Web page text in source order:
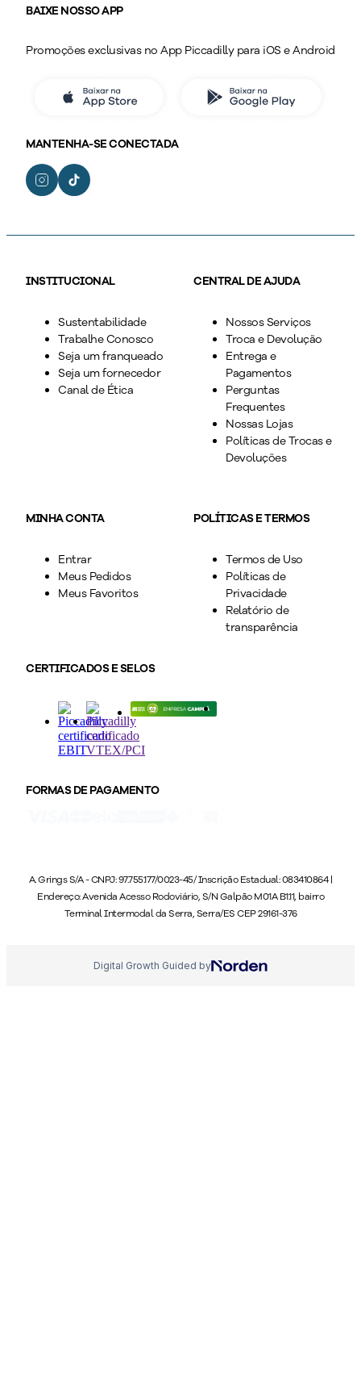
BAIXE NOSSO APP
Promoções exclusivas no App Piccadilly para iOS e Android
MANTENHA-SE CONECTADA
INSTITUCIONAL
Sustentabilidade
Trabalhe Conosco
Seja um franqueado
Seja um fornecedor
Canal de Ética
CENTRAL DE AJUDA
Nossos Serviços
Troca e Devolução
Entrega e
Pagamentos
Perguntas
Frequentes
Nossas Lojas
Políticas de Trocas e
Devoluções
MINHA CONTA
Entrar
Meus Pedidos
Meus Favoritos
POLÍTICAS E TERMOS
Termos de Uso
Políticas de
Privacidade
Relatório de
transparência
CERTIFICADOS E SELOS
FORMAS DE PAGAMENTO
A. Grings S/A - CNPJ: 97.755.177/0023-45/ Inscrição Estadual: 083410864 |
Endereço: Avenida Acesso Rodoviário, S/N Galpão M01A B1.11, bairro
Terminal Intermodal da Serra, Serra/ES CEP 29161-376
Digital Growth Guided by